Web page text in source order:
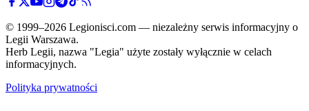
© 1999–2026 Legionisci.com — niezależny serwis informacyjny o
Legii Warszawa.
Herb Legii, nazwa "Legia" użyte zostały wyłącznie w celach
informacyjnych.
Polityka prywatności